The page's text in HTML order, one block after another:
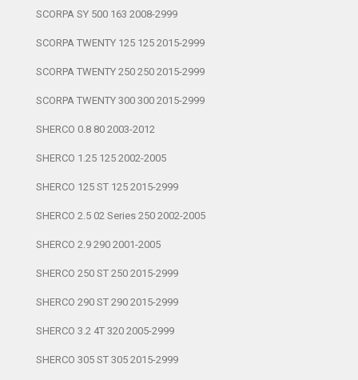
SCORPA SY 500 163 2008-2999
SCORPA TWENTY 125 125 2015-2999
SCORPA TWENTY 250 250 2015-2999
SCORPA TWENTY 300 300 2015-2999
SHERCO 0.8 80 2003-2012
SHERCO 1.25 125 2002-2005
SHERCO 125 ST 125 2015-2999
SHERCO 2.5 02 Series 250 2002-2005
SHERCO 2.9 290 2001-2005
SHERCO 250 ST 250 2015-2999
SHERCO 290 ST 290 2015-2999
SHERCO 3.2 4T 320 2005-2999
SHERCO 305 ST 305 2015-2999